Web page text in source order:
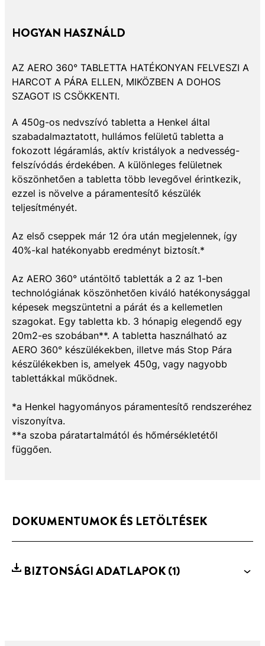
HOGYAN HASZNÁLD
AZ AERO 360° TABLETTA HATÉKONYAN FELVESZI A
HARCOT A PÁRA ELLEN, MIKÖZBEN A DOHOS
SZAGOT IS CSÖKKENTI.
A 450g-os nedvszívó tabletta a Henkel által
szabadalmaztatott, hullámos felületű tabletta a
fokozott légáramlás, aktív kristályok a nedvesség-
felszívódás érdekében. A különleges felületnek
köszönhetően a tabletta több levegővel érintkezik,
ezzel is növelve a páramentesítő készülék
teljesítményét.
Az első cseppek már 12 óra után megjelennek, így
40%-kal hatékonyabb eredményt biztosít.*
Az AERO 360° utántöltő tabletták a 2 az 1-ben
technológiának köszönhetően kiváló hatékonysággal
képesek megszüntetni a párát és a kellemetlen
szagokat. Egy tabletta kb. 3 hónapig elegendő egy
20m2-es szobában**. A tabletta használható az
AERO 360° készülékekben, illetve más Stop Pára
készülékekben is, amelyek 450g, vagy nagyobb
tablettákkal működnek.
*a Henkel hagyományos páramentesítő rendszeréhez
viszonyítva.
**a szoba páratartalmától és hőmérsékletétől
függően.
DOKUMENTUMOK ÉS LETÖLTÉSEK
BIZTONSÁGI ADATLAPOK(1)